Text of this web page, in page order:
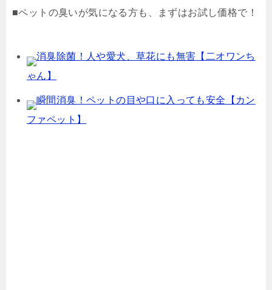
■ペットの臭いが気になる方も、まずはお試し価格で！
消臭除菌！人や愛犬、草花にも無害【二オワンち
ゃん】
瞬間消臭！ペットの目や口に入っても安全【カン
ファペット】